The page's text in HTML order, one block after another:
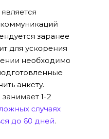
заранее
для ускорения
необходимо
анкету.
1-2
случаях
до 60 дней.